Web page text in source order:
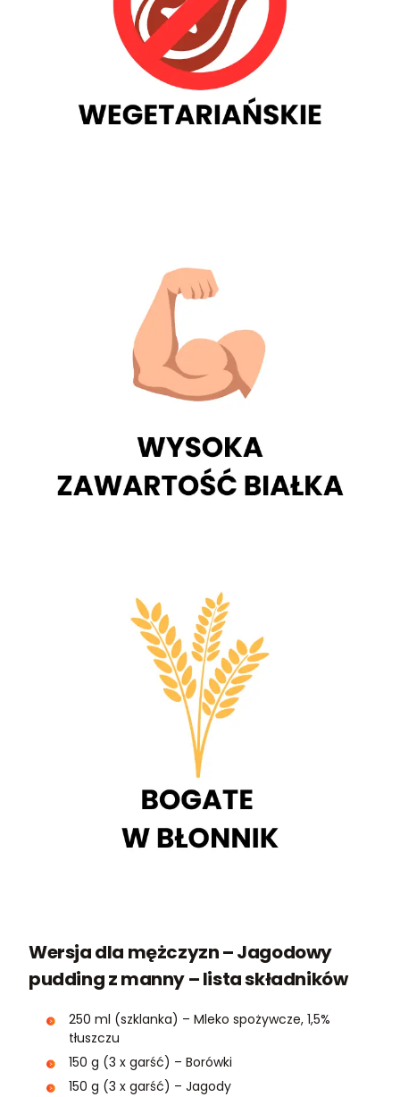
Wersja dla mężczyzn – Jagodowy
pudding z manny – lista składników
250 ml (szklanka) – Mleko spożywcze, 1,5%
tłuszczu
150 g (3 x garść) – Borówki
150 g (3 x garść) – Jagody